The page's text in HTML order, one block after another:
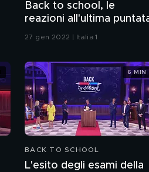
Back to school, le
reazioni all'ultima
27 gen 2022 | Italia 1
BACK TO SCHOOL
L'esito degli esami della
6 MIN